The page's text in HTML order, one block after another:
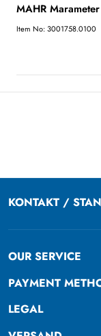
MAHR
Item No: 3001758.0100
KONTAKT /
OUR SERVICE
PAYMENT
LEGAL